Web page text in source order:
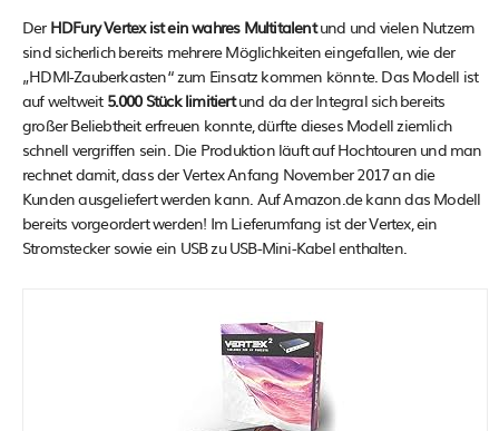
Der HDFury Vertex ist ein wahres Multitalentund und vielen Nutzern
sind sicherlich bereits mehrere Möglichkeiten eingefallen, wie der
„HDMI-Zauberkasten“ zum Einsatz kommen könnte. Das Modell ist
auf weltweit 5.000 Stück limitiertund da der Integral sich bereits
großer Beliebtheit erfreuen konnte, dürfte dieses Modell ziemlich
schnell vergriffen sein. Die Produktion läuft auf Hochtouren und man
rechnet damit, dass der Vertex Anfang November 2017 an die
Kunden ausgeliefert werden kann. Auf Amazon.de kann das Modell
bereits vorgeordert werden! Im Lieferumfang ist der Vertex, ein
Stromstecker sowie ein USB zu USB-Mini-Kabel enthalten.